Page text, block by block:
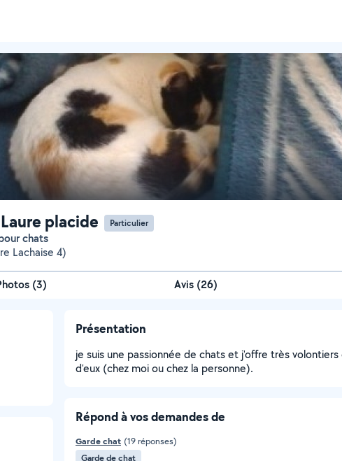
placide Particulier
pour chats
Lachaise 4)
(3) Avis (26)
Présentation
je suis une passionnée de chats et j'offre très
d'eux (chez moi ou chez la personne).
Répond à vos demandes de
Garde chat (19 réponses)
Garde de chat